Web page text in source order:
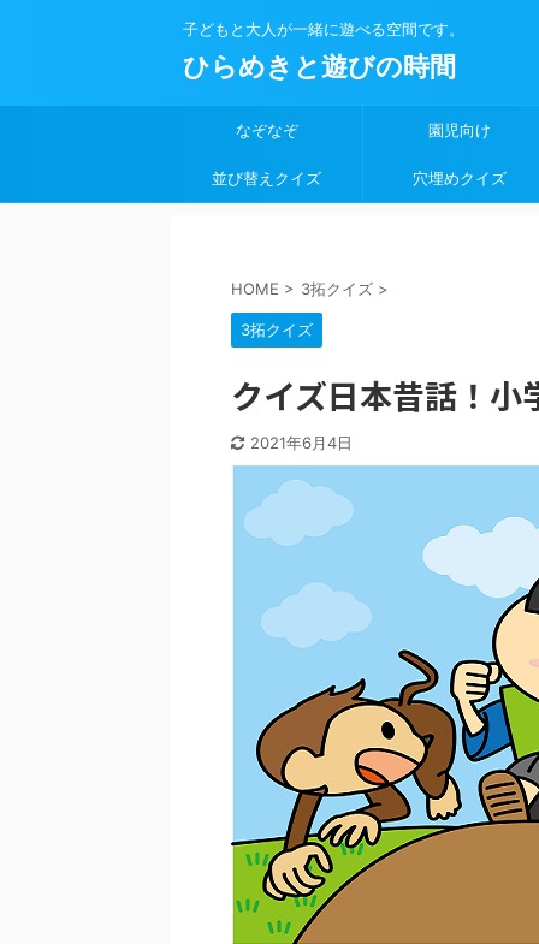
子どもと大人が一緒に遊べる空間です。
ひらめきと遊びの時間
なぞなぞ 園児向け
並び替えクイズ 穴埋めクイズ
HOME > 3拓クイズ >
3拓クイズ
クイズ日本昔話！
2021年6月4日